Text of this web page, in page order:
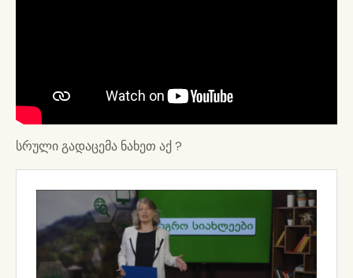
სრული გადაცემა ნახეთ აქ ?